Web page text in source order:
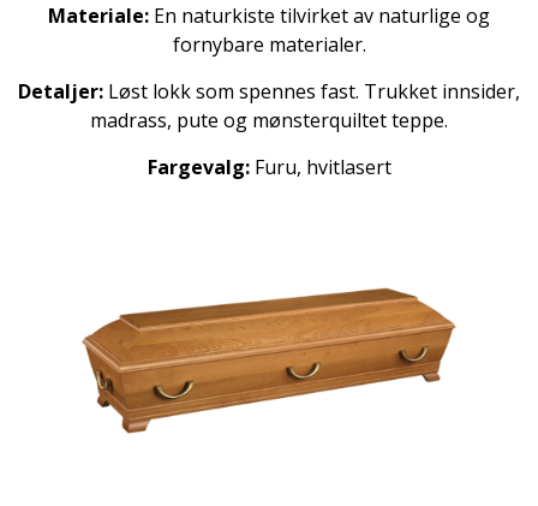
Materiale: En naturkiste tilvirket av naturlige og
fornybare materialer.
Detaljer: Løst lokk som spennes fast. Trukket innsider,
madrass, pute og mønsterquiltet teppe.
Fargevalg:Furu, hvitlasert